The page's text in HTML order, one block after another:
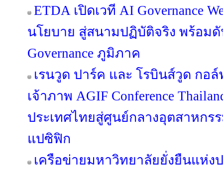
ETDA เปิดเวที AI Governance
นโยบาย สู่สนามปฏิบัติจริง พร้อม
Governance ภูมิภาค
เรนวูด ปาร์ค และ โรบินส์วูด กอ
เจ้าภาพ AGIF Conference
ประเทศไทยสู่ศูนย์กลางอุตสาหกร
แปซิฟิก
เครือข่ายมหาวิทยาลัยยั่งยืนแห่ง